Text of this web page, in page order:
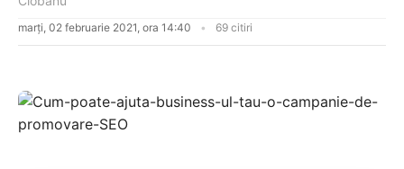
marți, 02 februarie 2021, ora 14:40 69 citiri